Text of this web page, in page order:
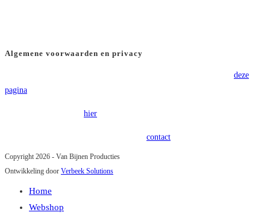
Algemene voorwaarden en privacy
deze
pagina
hier
contact
Copyright 2026 - Van Bijnen Producties
Ontwikkeling door Verbeek Solutions
Home
Webshop